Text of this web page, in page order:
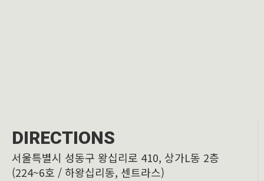
DIRECTIONS
서울특별시 성동구 왕십리로 410, 상가L동 2층
(224~6호 / 하왕십리동, 센트라스)